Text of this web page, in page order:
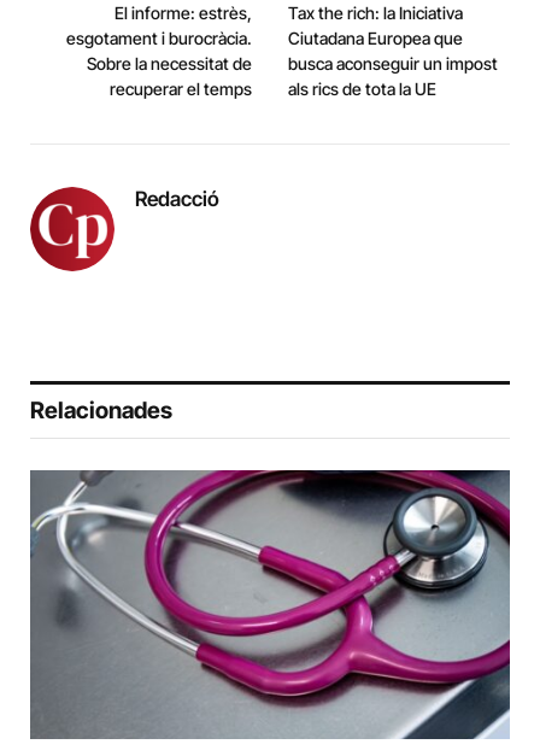
El informe: estrès,
esgotament i burocràcia.
Sobre la necessitat de
recuperar el temps
Tax the rich: la Iniciativa
Ciutadana Europea que
busca aconseguir un impost
als rics de tota la UE
Redacció
Relacionades